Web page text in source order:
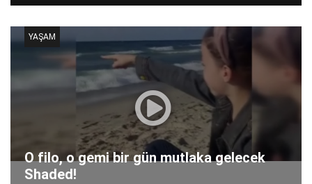
O filo, o gemi bir gün mutlaka gelecek
Shaded!
YAŞAM